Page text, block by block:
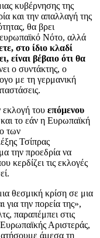
κυβέρνησης της
και την απαλλαγή της
θα βρει
Νότο, αλλά
στο ίδιο κλαδί
είναι βέβαιο ότι θα
ο συντάκτης, ο
με τη γερμανική
εκλογή του επόμενου
και το εάν η Ευρωπαϊκή
των
Τσίπρας
την προεδρία να
κερδίζει τις εκλογές
θεσμική κρίση σε μια
την πορεία της»,
παραπέμπει στις
Αριστεράς,
άμεσα τη